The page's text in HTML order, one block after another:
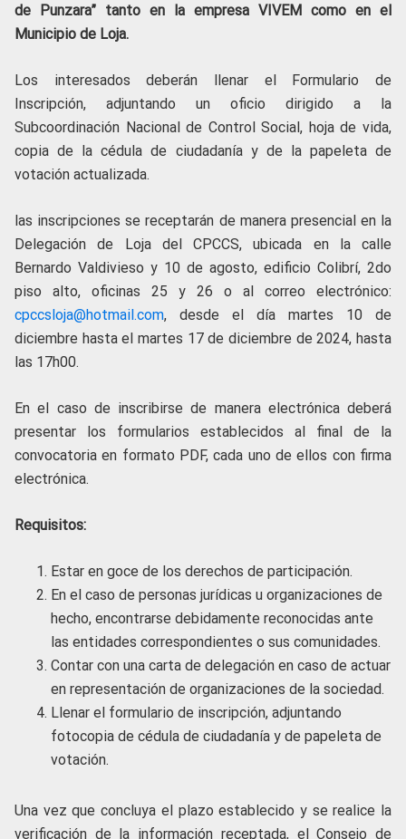
de Punzara” tanto en la empresa VIVEM como en el
Municipio de Loja.
Los interesados deberán llenar el Formulario de
Inscripción, adjuntando un oficio dirigido a la
Subcoordinación Nacional de Control Social, hoja de vida,
copia de la cédula de ciudadanía y de la papeleta de
votación actualizada.
las inscripciones se receptarán de manera presencial en la
Delegación de Loja del CPCCS, ubicada en la calle
Bernardo Valdivieso y 10 de agosto, edificio Colibrí, 2do
piso alto, oficinas 25 y 26 o al correo electrónico:
cpccsloja@hotmail.com, desde el día martes 10 de
diciembre hasta el martes 17 de diciembre de 2024, hasta
las 17h00.
En el caso de inscribirse de manera electrónica deberá
presentar los formularios establecidos al final de la
convocatoria en formato PDF, cada uno de ellos con firma
electrónica.
Requisitos:
Estar en goce de los derechos de participación.
En el caso de personas jurídicas u organizaciones de
hecho, encontrarse debidamente reconocidas ante
las entidades correspondientes o sus comunidades.
Contar con una carta de delegación en caso de actuar
en representación de organizaciones de la sociedad.
Llenar el formulario de inscripción, adjuntando
fotocopia de cédula de ciudadanía y de papeleta de
votación.
Una vez que concluya el plazo establecido y se realice la
verificación de la información receptada, el Consejo de